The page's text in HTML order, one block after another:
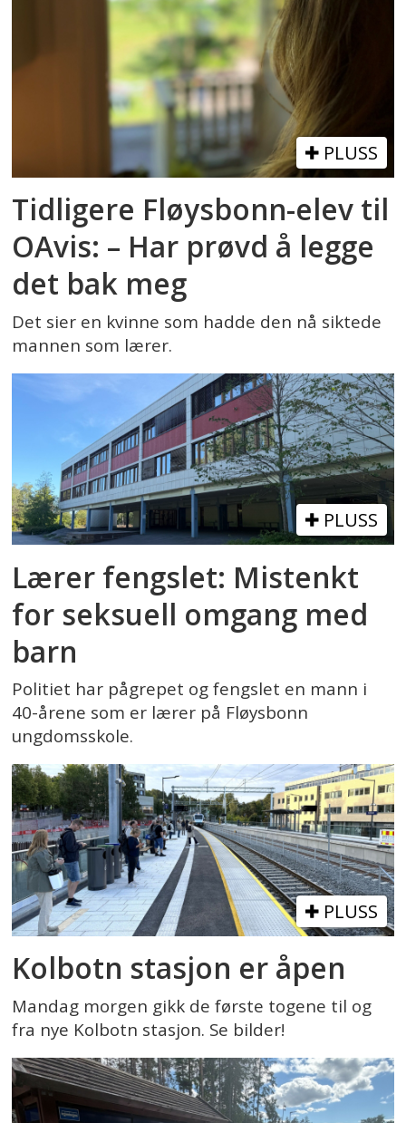
PLUSS
Tidligere Fløysbonn-elev til
OAvis: – Har prøvd å legge
det bak meg
Det sier en kvinne som hadde den nå siktede
mannen som lærer.
PLUSS
Lærer fengslet: Mistenkt
for seksuell omgang med
barn
Politiet har pågrepet og fengslet en mann i
40-årene som er lærer på Fløysbonn
ungdomsskole.
PLUSS
Kolbotn stasjon er åpen
Mandag morgen gikk de første togene til og
fra nye Kolbotn stasjon. Se bilder!